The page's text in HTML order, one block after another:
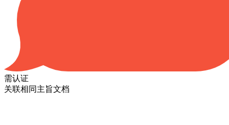
需认证
关联相同主旨文档